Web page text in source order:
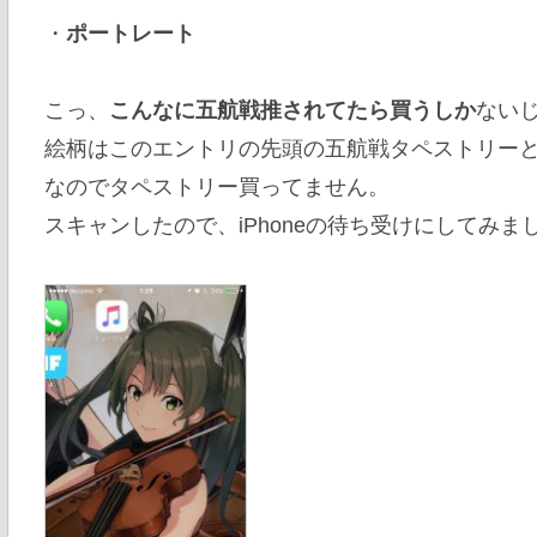
・ ポートレート
こっ、 こんなに五航戦推されてたら買うしかない
絵柄はこのエントリの先頭の五航戦タペストリーと
なのでタペストリー買ってません。
スキャンしたので、iPhoneの待ち受けにしてみまし